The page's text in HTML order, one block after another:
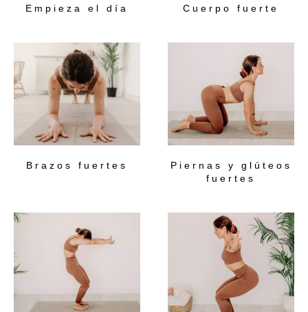
Empieza el día Cuerpo fuerte
Brazos fuertes
Piernas y glúteos
fuertes